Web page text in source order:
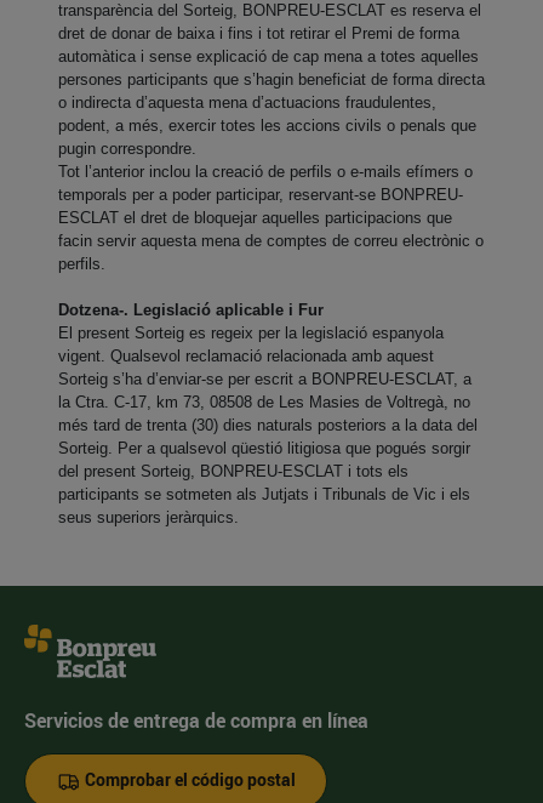
transparència del Sorteig, BONPREU-ESCLAT es reserva el
dret de donar de baixa i fins i tot retirar el Premi de forma
automàtica i sense explicació de cap mena a totes aquelles
persones participants que s’hagin beneficiat de forma directa
o indirecta d’aquesta mena d’actuacions fraudulentes,
podent, a més, exercir totes les accions civils o penals que
pugin correspondre.
Tot l’anterior inclou la creació de perfils o e-mails efímers o
temporals per a poder participar, reservant-se BONPREU-
ESCLAT el dret de bloquejar aquelles participacions que
facin servir aquesta mena de comptes de correu electrònic o
perfils.
Dotzena-. Legislació aplicable i Fur
El present Sorteig es regeix per la legislació espanyola
vigent. Qualsevol reclamació relacionada amb aquest
Sorteig s’ha d’enviar-se per escrit a BONPREU-ESCLAT, a
la Ctra. C-17, km 73, 08508 de Les Masies de Voltregà, no
més tard de trenta (30) dies naturals posteriors a la data del
Sorteig. Per a qualsevol qüestió litigiosa que pogués sorgir
del present Sorteig, BONPREU-ESCLAT i tots els
participants se sotmeten als Jutjats i Tribunals de Vic i els
seus superiors jeràrquics.
Servicios de entrega de compra en línea
Comprobar el código postal